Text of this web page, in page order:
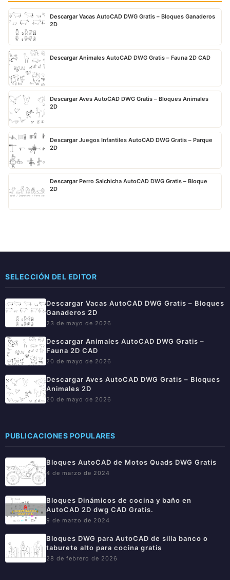
Descargar Vacas AutoCAD DWG Gratis – Bloques Ganaderos
2D
Descargar Animales AutoCAD DWG Gratis – Fauna 2D CAD
Descargar Aves AutoCAD DWG Gratis – Bloques Animales
2D
Descargar Juegos Infantiles AutoCAD DWG Gratis – Parque
2D
Descargar Perro Salchicha AutoCAD DWG Gratis – Bloque
2D
SELECCIÓN DEL EDITOR
Descargar Vacas AutoCAD DWG Gratis – Bloques
Ganaderos 2D
23 de mayo de 2026
Descargar Animales AutoCAD DWG Gratis –
Fauna 2D CAD
20 de mayo de 2026
Descargar Aves AutoCAD DWG Gratis – Bloques
Animales 2D
20 de mayo de 2026
PUBLICACIONES POPULARES
Bloques AutoCAD de Motos Quads DWG Gratis
4 de marzo de 2024
Bloques Dinámicos de cocina y baño en
AutoCAD 2D dwg CAD Gratis.
9 de marzo de 2024
Bloques DWG para AutoCAD de silla banco o
taburete alto para cocina gratis
28 de febrero de 2026